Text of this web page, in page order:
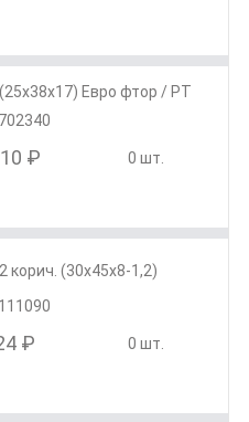
Евро фтор / РТ
₽ 0 шт.
(30х45х8-1,2)
₽ 0 шт.